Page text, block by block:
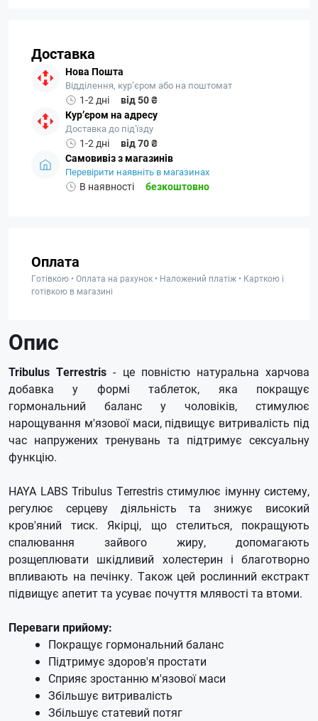
Доставка
Нова Пошта
Відділення, кур’єром або на поштомат
1-2 дні
від 50 ₴
Кур’єром на адресу
Доставка до під'їзду
1-2 дні
від 70 ₴
Самовивіз з магазинів
Перевірити наявніть в магазинах
В наявності безкоштовно
Оплата
Готівкою • Оплата на рахунок • Наложений платіж • Карткою і
готівкою в магазині
Опис
Tribulus Terrestris- це повністю натуральна харчова
добавка у формі таблеток, яка покращує
гормональний баланс у чоловіків, стимулює
нарощування м'язової маси, підвищує витривалість під
час напружених тренувань та підтримує сексуальну
функцію.
HAYA LABS Tribulus Terrestris стимулює імунну систему,
регулює серцеву діяльність та знижує високий
кров'яний тиск. Якірці, що стелиться, покращують
спалювання зайвого жиру, допомагають
розщеплювати шкідливий холестерин і благотворно
впливають на печінку. Також цей рослинний екстракт
підвищує апетит та усуває почуття млявості та втоми.
Переваги прийому:
Покращує гормональний баланс
Підтримує здоров'я простати
Сприяє зростанню м'язової маси
Збільшує витривалість
Збільшує статевий потяг